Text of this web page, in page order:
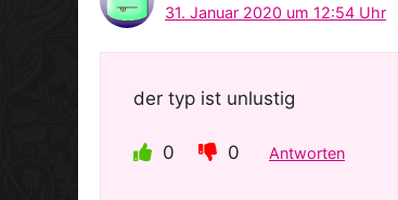
31. Januar 2020 um 12:54 Uhr
der typ ist unlustig
0 0 Antworten